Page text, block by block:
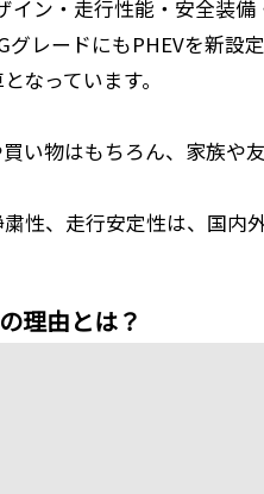
ン・走行性能・安全装
グレードにもPHEVを新設
なっています。
い物はもちろん、家族や
性、走行安定性は、国内
理由とは？